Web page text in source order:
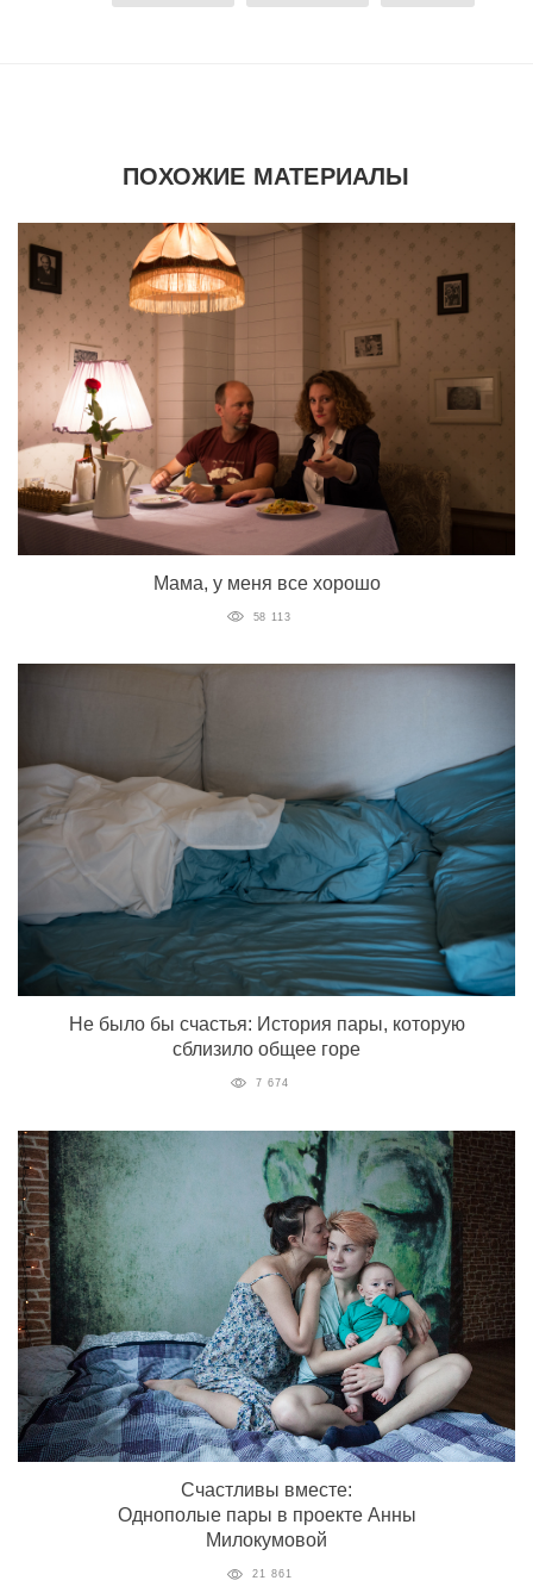
ПОХОЖИЕ МАТЕРИАЛЫ
Мама, у меня все хорошо
58 113
Не было бы счастья: История пары, которую
сблизило общее горе
7 674
Счастливы вместе:
Однополые пары в проекте Анны
Милокумовой
21 861